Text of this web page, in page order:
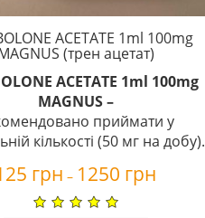
ACETATE 1ml 100mg
(трен ацетат)
ACETATE 1ml 100mg
MAGNUS –
приймати у
кількості (50 мг на добу).
грн – 1250 грн